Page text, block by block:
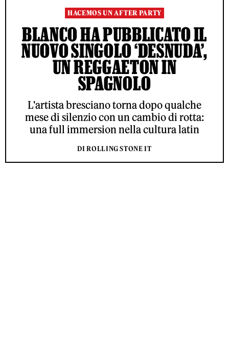
HACEMOS UN AFTER PARTY
BLANCO HA PUBBLICATO IL
NUOVO SINGOLO ‘DESNUDA’,
UN REGGAETON IN
SPAGNOLO
L'artista bresciano torna dopo qualche
mese di silenzio con un cambio di rotta:
una full immersion nella cultura latin
DI ROLLING STONE IT